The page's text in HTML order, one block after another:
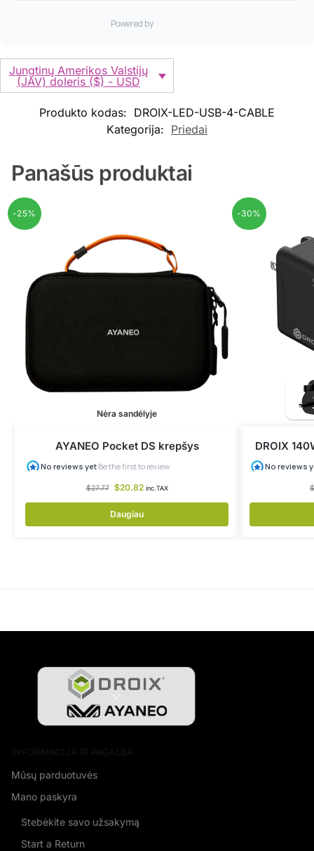
Jungtinų Amerikos Valstijų
(JAV) doleris ($) - USD
Produkto kodas: DROIX-LED-USB-4-CABLE
Kategorija: Priedai
Panašūs produktai
-25%
Nėra sandėlyje
AYANEO Pocket DS krepšys
$27.77 $20.82 inc.TAX
Daugiau
-30%
DROIX
$
Mūsų parduotuvės
Mano paskyra
Stebėkite savo užsakymą
Start a Return